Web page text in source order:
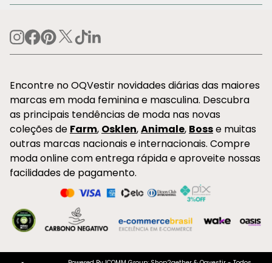
Encontre no OQVestir novidades diárias das maiores
marcas em moda feminina e masculina. Descubra
as principais tendências de moda nas novas
coleções de Farm, Osklen,Animale, Bosse muitas
outras marcas nacionais e internacionais. Compre
moda online com entrega rápida e aproveite nossas
facilidades de pagamento.